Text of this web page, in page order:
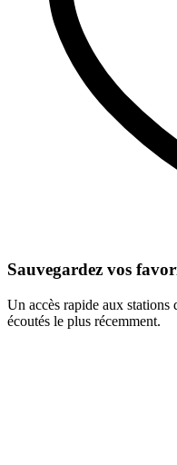
Sauvegardez vos
Un accès rapide aux
écoutés le plus récemment.